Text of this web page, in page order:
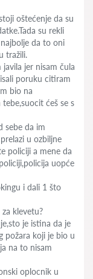
oštećenje da su
su rekli
da to oni
tražili.
javila jer nisam čula
poruku citiram
bio na
ćeš se s
sebe da im
u ozbiljne
policiji a mene da
uopće
i dali 1 što
klevetu?
je istina da je
požara koji je bio u
na to nisam
oplocnik u